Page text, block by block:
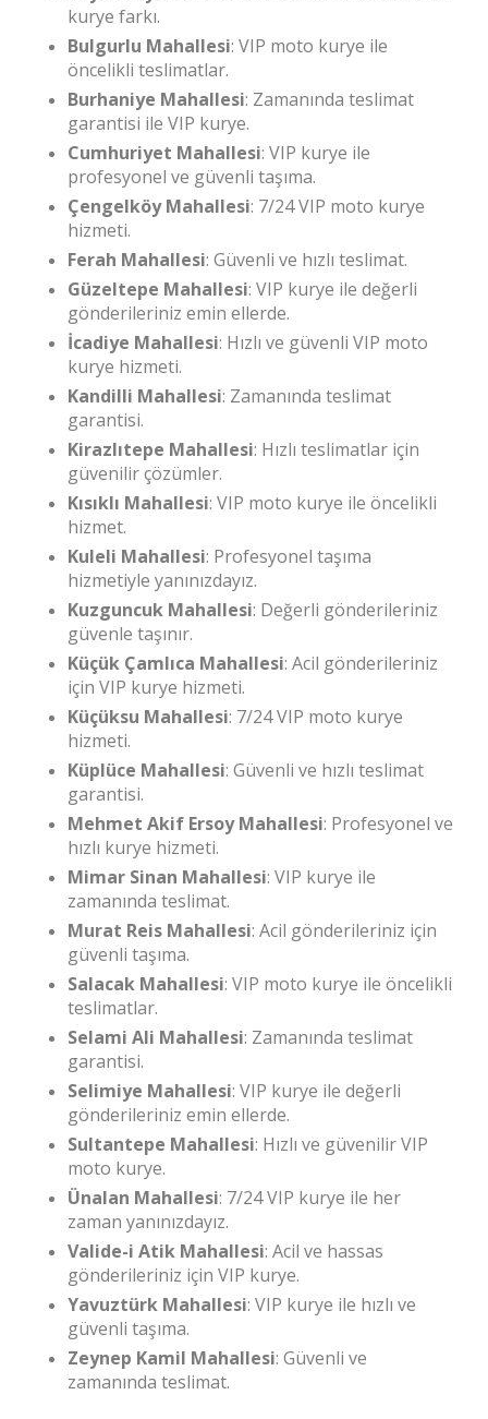
kurye farkı.
Bulgurlu Mahallesi: VIP moto kurye ile
öncelikli teslimatlar.
Burhaniye Mahallesi: Zamanında teslimat
garantisi ile VIP kurye.
Cumhuriyet Mahallesi: VIP kurye ile
profesyonel ve güvenli taşıma.
Çengelköy Mahallesi: 7/24 VIP moto kurye
hizmeti.
Ferah Mahallesi: Güvenli ve hızlı teslimat.
Güzeltepe Mahallesi: VIP kurye ile değerli
gönderileriniz emin ellerde.
İcadiye Mahallesi: Hızlı ve güvenli VIP moto
kurye hizmeti.
Kandilli Mahallesi: Zamanında teslimat
garantisi.
Kirazlıtepe Mahallesi: Hızlı teslimatlar için
güvenilir çözümler.
Kısıklı Mahallesi: VIP moto kurye ile öncelikli
hizmet.
Kuleli Mahallesi: Profesyonel taşıma
hizmetiyle yanınızdayız.
Kuzguncuk Mahallesi: Değerli gönderileriniz
güvenle taşınır.
Küçük Çamlıca Mahallesi: Acil gönderileriniz
için VIP kurye hizmeti.
Küçüksu Mahallesi: 7/24 VIP moto kurye
hizmeti.
Küplüce Mahallesi: Güvenli ve hızlı teslimat
garantisi.
Mehmet Akif Ersoy Mahallesi: Profesyonel ve
hızlı kurye hizmeti.
Mimar Sinan Mahallesi: VIP kurye ile
zamanında teslimat.
Murat Reis Mahallesi: Acil gönderileriniz için
güvenli taşıma.
Salacak Mahallesi: VIP moto kurye ile öncelikli
teslimatlar.
Selami Ali Mahallesi: Zamanında teslimat
garantisi.
Selimiye Mahallesi: VIP kurye ile değerli
gönderileriniz emin ellerde.
Sultantepe Mahallesi: Hızlı ve güvenilir VIP
moto kurye.
Ünalan Mahallesi: 7/24 VIP kurye ile her
zaman yanınızdayız.
Valide-i Atik Mahallesi: Acil ve hassas
gönderileriniz için VIP kurye.
Yavuztürk Mahallesi: VIP kurye ile hızlı ve
güvenli taşıma.
Zeynep Kamil Mahallesi: Güvenli ve
zamanında teslimat.